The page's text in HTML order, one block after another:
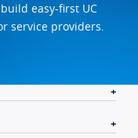
easy-first UC
service providers.